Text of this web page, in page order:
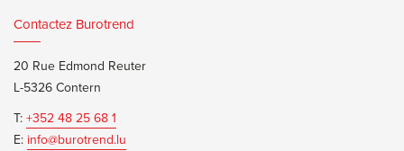
Contactez Burotrend
20 Rue Edmond Reuter
L-5326 Contern
T:+352 48 25 68 1
E: info@burotrend.lu